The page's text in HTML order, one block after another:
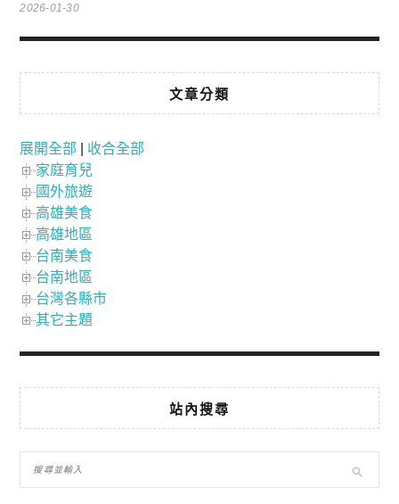
2026-01-30
文章分類
展開全部
收合全部
家庭育兒
國外旅遊
高雄美食
高雄地區
台南美食
台南地區
台灣各縣市
其它主題
站內搜尋